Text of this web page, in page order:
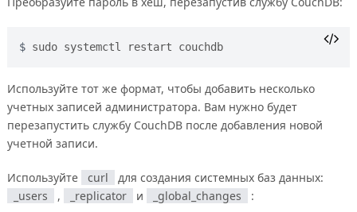
sudo systemctl restart couchdb
Используйте тот же формат, чтобы добавить несколько
учетных записей администратора. Вам нужно будет
перезапустить службу CouchDB после добавления новой
учетной записи.
Используйте curl
для создания системных баз данных:
_users
, _replicator и _global_changes :